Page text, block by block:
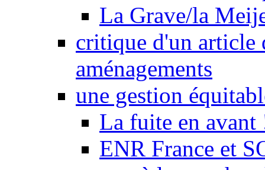
La Grave/la
critique d'un article
aménagements
une gestion
La fuite en avant
ENR France et